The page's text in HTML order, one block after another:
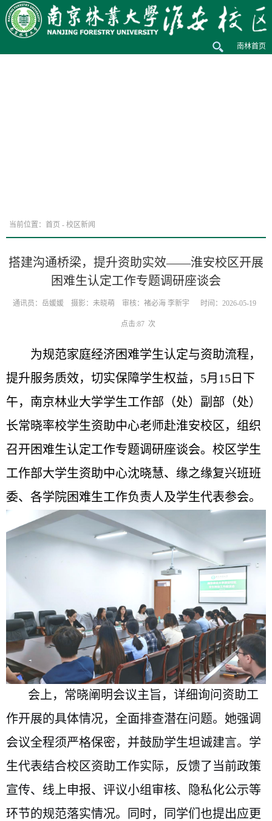
南林首页
当前位置： 首页 - 校区新闻
搭建沟通桥梁，提升资助实效——淮安校区开展
困难生认定工作专题调研座谈会
通讯员：岳媛媛 摄影：未晓萌 审核：褚必海 李新宇 时间：2026-05-19
点击:87 次
为规范家庭经济困难学生认定与资助流程，
提升服务质效，切实保障学生权益，5月15日下
午，南京林业大学学生工作部（处）副部（处）
长常晓率校学生资助中心老师赴淮安校区，组织
召开困难生认定工作专题调研座谈会。校区学生
工作部大学生资助中心沈晓慧、缘之缘复兴班班
委、各学院困难生工作负责人及学生代表参会。
会上，常晓阐明会议主旨，详细询问资助工
作开展的具体情况，全面排查潜在问题。她强调
会议全程须严格保密，并鼓励学生坦诚建言。学
生代表结合校区资助工作实际，反馈了当前政策
宣传、线上申报、评议小组审核、隐私化公示等
环节的规范落实情况。同时，
同学们也提出应更